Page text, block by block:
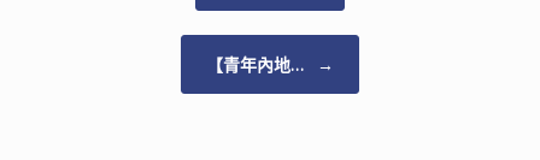
【青年內地… →